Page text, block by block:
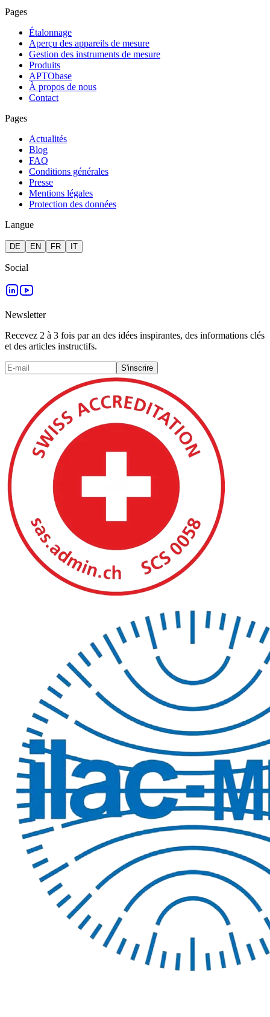
Pages
Étalonnage
Aperçu des appareils de mesure
Gestion des instruments de mesure
Produits
APTObase
À propos de nous
Contact
Pages
Actualités
Blog
FAQ
Conditions générales
Presse
Mentions légales
Protection des données
Langue
DE EN FR IT
Social
Newsletter
Recevez 2 à 3 fois par an des idées inspirantes, des informations clés
et des articles instructifs.
S'inscrire